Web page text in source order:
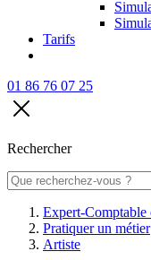
Tarifs
01 86 76 07 25
Rechercher
Expert-Comptable
Pratiquer un métier
Artiste